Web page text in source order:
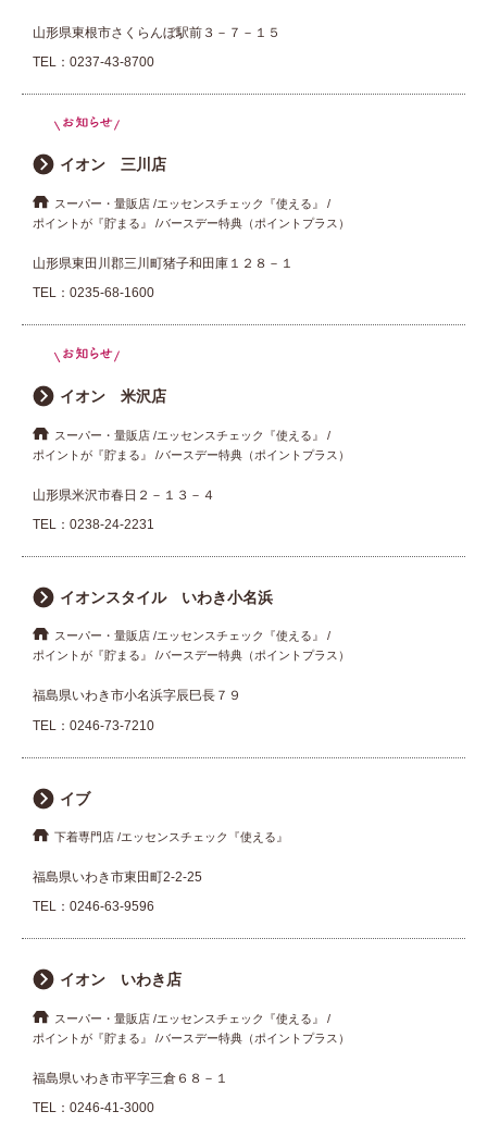
山形県東根市さくらんぼ駅前３－７－１５
TEL： 0237-43-8700
イオン 三川店
スーパー・量販店 エッセンスチェック『使える』
ポイントが『貯まる』
バースデー特典（ポイントプラス）
山形県東田川郡三川町猪子和田庫１２８－１
TEL： 0235-68-1600
イオン 米沢店
スーパー・量販店 エッセンスチェック『使える』
ポイントが『貯まる』
バースデー特典（ポイントプラス）
山形県米沢市春日２－１３－４
TEL： 0238-24-2231
イオンスタイル いわき小名浜
スーパー・量販店 エッセンスチェック『使える』
ポイントが『貯まる』
バースデー特典（ポイントプラス）
福島県いわき市小名浜字辰巳長７９
TEL： 0246-73-7210
イブ
下着専門店 エッセンスチェック『使える』
福島県いわき市東田町2-2-25
TEL： 0246-63-9596
イオン いわき店
スーパー・量販店 エッセンスチェック『使える』
ポイントが『貯まる』
バースデー特典（ポイントプラス）
福島県いわき市平字三倉６８－１
TEL： 0246-41-3000